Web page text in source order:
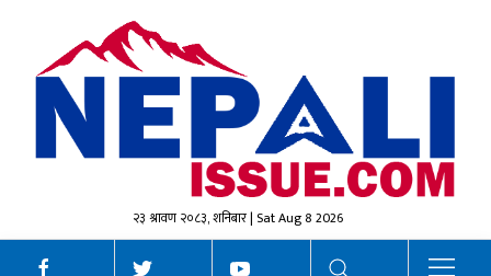
२३ श्रावण २०८३, शनिबार | Sat Aug 8 2026